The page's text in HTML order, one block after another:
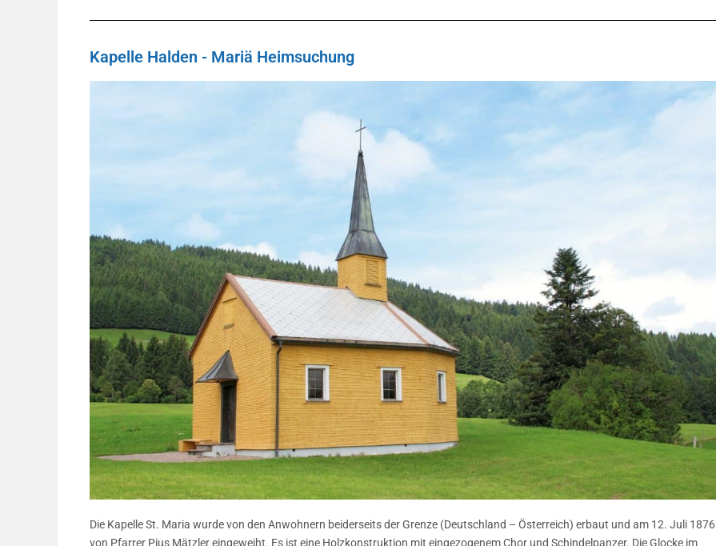
Kapelle Halden - Mariä Heimsuchung
Die Kapelle St. Maria wurde von den Anwohnern beiderseits der Grenze (Deutschland – Österreich) erbaut und am 12. Juli 1876
von Pfarrer Pius Mätzler eingeweiht. Es ist eine Holzkonstruktion mit eingezogenem Chor und Schindelpanzer. Die Glocke im